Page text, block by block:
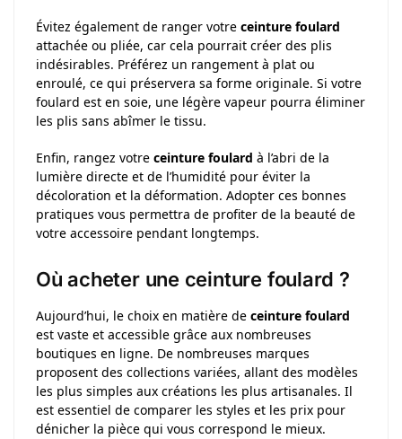
Évitez également de ranger votre ceinture foulard
attachée ou pliée, car cela pourrait créer des plis
indésirables. Préférez un rangement à plat ou
enroulé, ce qui préservera sa forme originale. Si votre
foulard est en soie, une légère vapeur pourra éliminer
les plis sans abîmer le tissu.
Enfin, rangez votre ceinture foulard à l’abri de la
lumière directe et de l’humidité pour éviter la
décoloration et la déformation. Adopter ces bonnes
pratiques vous permettra de profiter de la beauté de
votre accessoire pendant longtemps.
Où acheter une ceinture foulard ?
Aujourd’hui, le choix en matière de ceinture foulard
est vaste et accessible grâce aux nombreuses
boutiques en ligne. De nombreuses marques
proposent des collections variées, allant des modèles
les plus simples aux créations les plus artisanales. Il
est essentiel de comparer les styles et les prix pour
dénicher la pièce qui vous correspond le mieux.